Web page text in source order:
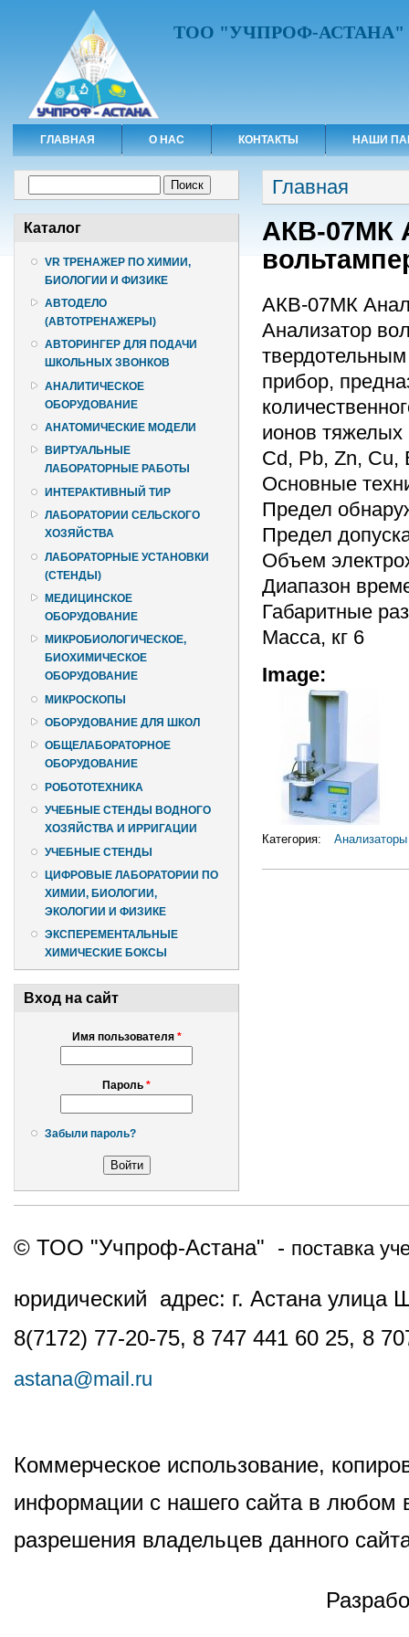
ТОО "УЧПРОФ-АСТАНА"
ГЛАВНАЯ О НАС КОНТАКТЫ НАШИ
Каталог
VR ТРЕНАЖЕР ПО ХИМИИ,
БИОЛОГИИ И ФИЗИКЕ
АВТОДЕЛО
(АВТОТРЕНАЖЕРЫ)
АВТОРИНГЕР ДЛЯ ПОДАЧИ
ШКОЛЬНЫХ ЗВОНКОВ
АНАЛИТИЧЕСКОЕ
ОБОРУДОВАНИЕ
АНАТОМИЧЕСКИЕ МОДЕЛИ
ВИРТУАЛЬНЫЕ
ЛАБОРАТОРНЫЕ РАБОТЫ
ИНТЕРАКТИВНЫЙ ТИР
ЛАБОРАТОРИИ СЕЛЬСКОГО
ХОЗЯЙСТВА
ЛАБОРАТОРНЫЕ УСТАНОВКИ
(СТЕНДЫ)
МЕДИЦИНСКОЕ
ОБОРУДОВАНИЕ
МИКРОБИОЛОГИЧЕСКОЕ,
БИОХИМИЧЕСКОЕ
ОБОРУДОВАНИЕ
МИКРОСКОПЫ
ОБОРУДОВАНИЕ ДЛЯ ШКОЛ
ОБЩЕЛАБОРАТОРНОЕ
ОБОРУДОВАНИЕ
РОБОТОТЕХНИКА
УЧЕБНЫЕ СТЕНДЫ ВОДНОГО
ХОЗЯЙСТВА И ИРРИГАЦИИ
УЧЕБНЫЕ СТЕНДЫ
ЦИФРОВЫЕ ЛАБОРАТОРИИ ПО
ХИМИИ, БИОЛОГИИ,
ЭКОЛОГИИ И ФИЗИКЕ
ЭКСПЕРЕМЕНТАЛЬНЫЕ
ХИМИЧЕСКИЕ БОКСЫ
Вход на сайт
Имя пользователя *
Пароль *
Забыли пароль?
Вы здесь
Главная
АКВ-07МК
АКВ-07МК
Анализатор
прибор,
ионов тяжелых
Cd, Pb, Zn, Cu,
Основные
Предел
Предел
Объем
Диапазон
Габаритные
Масса, кг 6
Image:
Категория:
© ТОО "Учпроф-Астана" - поставка
юридический адрес: г. Астана
8(7172) 77-20-75, 8 747 441 60 25, 8
astana@mail.ru
Коммерческое использование,
информации с нашего сайта в любом
разрешения владельцев данного